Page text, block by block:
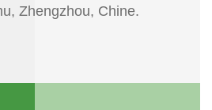
Zhengzhou, Chine.